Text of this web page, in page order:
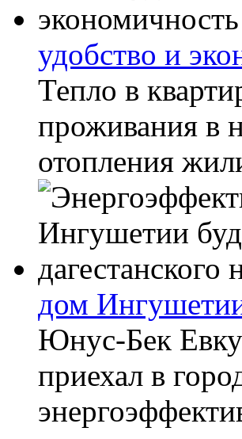
удобство и
Тепло в
проживания в
отопления
дом
Юнус-Бек
приехал в